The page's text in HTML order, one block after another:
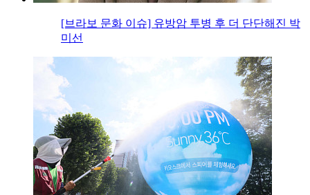
[브라보 문화 이슈] 유방암 투병 후 더 단단해진 박
미선